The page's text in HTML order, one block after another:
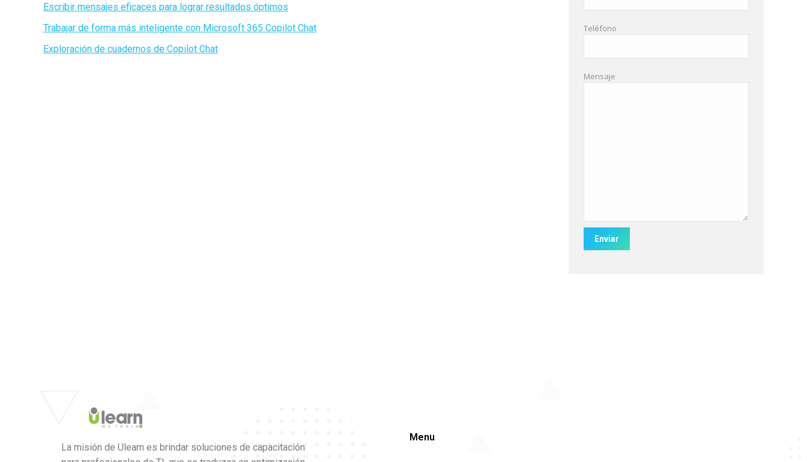
Escribir mensajes eficaces para lograr resultados óptimos
Trabajar de forma más inteligente con Microsoft 365 Copilot Chat
Exploración de cuadernos de Copilot Chat
Teléfono
Mensaje
La misión de Ulearn es brindar soluciones de capacitación
Menu